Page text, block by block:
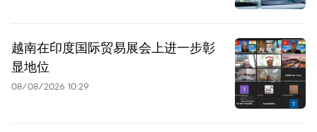
越南在印度国际贸易展会上进一步彰
显地位
08/08/2026 10:29